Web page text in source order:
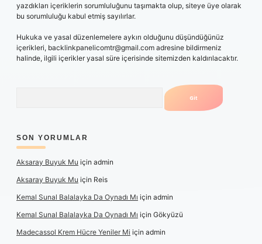
yazdıkları içeriklerin sorumluluğunu taşımakta olup, siteye üye olarak
bu sorumluluğu kabul etmiş sayılırlar.
Hukuka ve yasal düzenlemelere aykırı olduğunu düşündüğünüz
içerikleri, backlinkpanelicomtr@gmail.com adresine bildirmeniz
halinde, ilgili içerikler yasal süre içerisinde sitemizden kaldırılacaktır.
SON YORUMLAR
Aksaray Buyuk Mu için admin
Aksaray Buyuk Mu için Reis
Kemal Sunal Balalayka Da Oynadı Mı için admin
Kemal Sunal Balalayka Da Oynadı Mı için Gökyüzü
Madecassol Krem Hücre Yeniler Mi için admin